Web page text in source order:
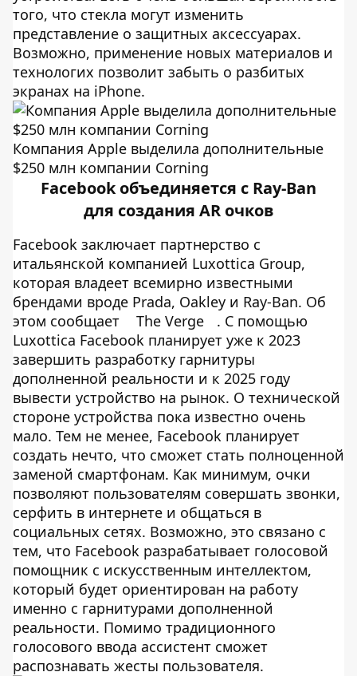
того, что стекла могут изменить
представление о защитных аксессуарах.
Возможно, применение новых материалов и
технологих позволит забыть о разбитых
экранах на iPhone.
Компания Apple выделила дополнительные
$250 млн компании Corning
Facebook объединяется с Ray-Ban
для создания AR очков
Facebook заключает партнерство с
итальянской компанией Luxottica Group,
которая владеет всемирно известными
брендами вроде Prada, Oakley и Ray-Ban. Об
этом сообщает
The Verge
. С помощью
Luxottica Facebook планирует уже к 2023
завершить разработку гарнитуры
дополненной реальности и к 2025 году
вывести устройство на рынок. О технической
стороне устройства пока известно очень
мало. Тем не менее, Facebook планирует
создать нечто, что сможет стать полноценной
заменой смартфонам. Как минимум, очки
позволяют пользователям совершать звонки,
серфить в интернете и общаться в
социальных сетях. Возможно, это связано с
тем, что Facebook разрабатывает голосовой
помощник с искусственным интеллектом,
который будет ориентирован на работу
именно с гарнитурами дополненной
реальности. Помимо традиционного
голосового ввода ассистент сможет
распознавать жесты пользователя.